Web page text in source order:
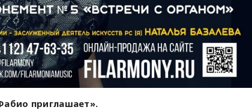
приглашает».